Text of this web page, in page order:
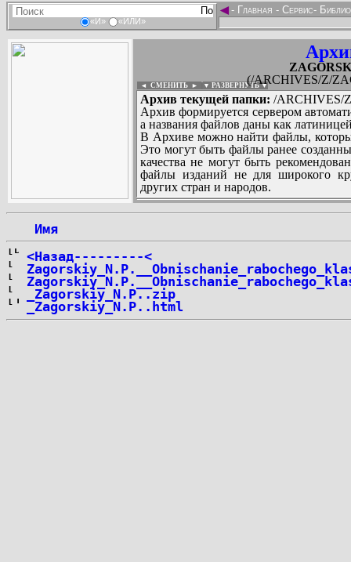
«И» «ИЛИ»
◄- Главная - Сервис-
(/ARCHIVES/Z/
◄ СМЕНИТЬ ► ▼ РАЗВЕРНУТЬ ▼
Архив текущей папки: /ARCHIVES/
Архив формируется сервером
а названия файлов даны как
В Архиве можно найти файлы,
Это могут быть файлы ранее
качества не могут быть
файлы изданий не для широкого
других стран и народов.
Имя
<Назад---------<
_Zagorskiy_N.P..zip
_Zagorskiy_N.P..html